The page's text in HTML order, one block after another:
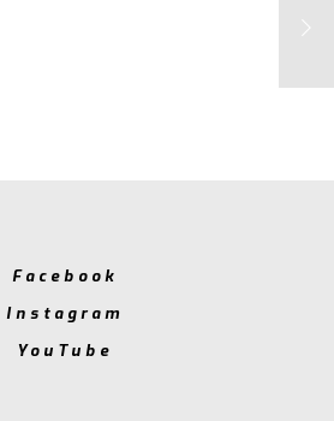
Facebook
Instagram
YouTube